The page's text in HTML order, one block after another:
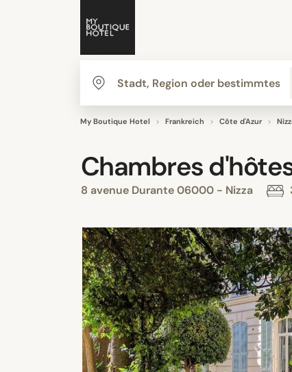
My Boutique Hotel Frankreich Côte d'Azur
Chambres
8 avenue Durante 06000 - Nizza